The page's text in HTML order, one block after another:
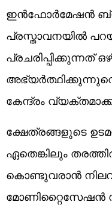
ഇന്‍ഫോര്‍മേഷന്‍
പ്രസ്താവനയില്‍
പ്രചരിപ്പിക്കുന്നത്
കേന്ദ്രം
ക്ഷേത്രങ്ങളുടെ
ഏതെങ്കിലും
കൊണ്ടുവരാന്‍
മോണിറ്റൈസേഷന്‍